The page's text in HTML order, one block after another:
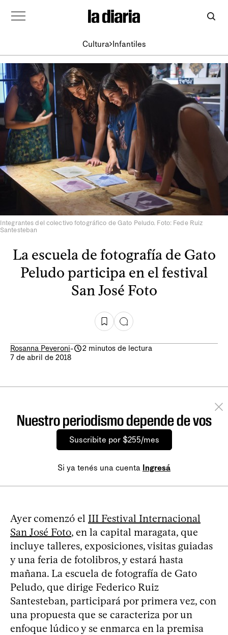
Cultura Infantiles
Integrantes del colectivo fotográfico de Gato Peludo. Foto: Fede Ruiz
Santesteban
La escuela de fotografía de Gato
Peludo participa en el festival
San José Foto
Rosanna Peveroni-
2 minutos de lectura
7 de abril de 2018
Nuestro periodismo depende de vos
Suscribite por $255/mes
Si ya tenés una cuenta Ingresá
Ayer comenzó el III Festival Internacional
San José Foto, en la capital maragata, que
incluye talleres, exposiciones, visitas guiadas
y una feria de fotolibros, y estará hasta
mañana. La escuela de fotografía de Gato
Peludo, que dirige Federico Ruiz
Santesteban, participará por primera vez, con
una propuesta que se caracteriza por un
enfoque lúdico y se enmarca en la premisa